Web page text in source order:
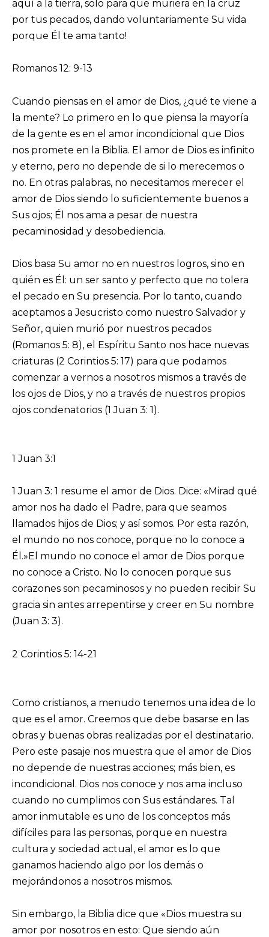
aquí a la tierra, solo para que muriera en la cruz
por tus pecados, dando voluntariamente Su vida
porque Él te ama tanto!
Romanos 12: 9-13
Cuando piensas en el amor de Dios, ¿qué te viene a
la mente? Lo primero en lo que piensa la mayoría
de la gente es en el amor incondicional que Dios
nos promete en la Biblia. El amor de Dios es infinito
y eterno, pero no depende de si lo merecemos o
no. En otras palabras, no necesitamos merecer el
amor de Dios siendo lo suficientemente buenos a
Sus ojos; Él nos ama a pesar de nuestra
pecaminosidad y desobediencia.
Dios basa Su amor no en nuestros logros, sino en
quién es Él: un ser santo y perfecto que no tolera
el pecado en Su presencia. Por lo tanto, cuando
aceptamos a Jesucristo como nuestro Salvador y
Señor, quien murió por nuestros pecados
(Romanos 5: 8), el Espíritu Santo nos hace nuevas
criaturas (2 Corintios 5: 17) para que podamos
comenzar a vernos a nosotros mismos a través de
los ojos de Dios, y no a través de nuestros propios
ojos condenatorios (1 Juan 3: 1).
1 Juan 3:1
1 Juan 3: 1 resume el amor de Dios. Dice: «Mirad qué
amor nos ha dado el Padre, para que seamos
llamados hijos de Dios; y así somos. Por esta razón,
el mundo no nos conoce, porque no lo conoce a
Él.»El mundo no conoce el amor de Dios porque
no conoce a Cristo. No lo conocen porque sus
corazones son pecaminosos y no pueden recibir Su
gracia sin antes arrepentirse y creer en Su nombre
(Juan 3: 3).
2 Corintios 5: 14-21
Como cristianos, a menudo tenemos una idea de lo
que es el amor. Creemos que debe basarse en las
obras y buenas obras realizadas por el destinatario.
Pero este pasaje nos muestra que el amor de Dios
no depende de nuestras acciones; más bien, es
incondicional. Dios nos conoce y nos ama incluso
cuando no cumplimos con Sus estándares. Tal
amor inmutable es uno de los conceptos más
difíciles para las personas, porque en nuestra
cultura y sociedad actual, el amor es lo que
ganamos haciendo algo por los demás o
mejorándonos a nosotros mismos.
Sin embargo, la Biblia dice que «Dios muestra su
amor por nosotros en esto: Que siendo aún